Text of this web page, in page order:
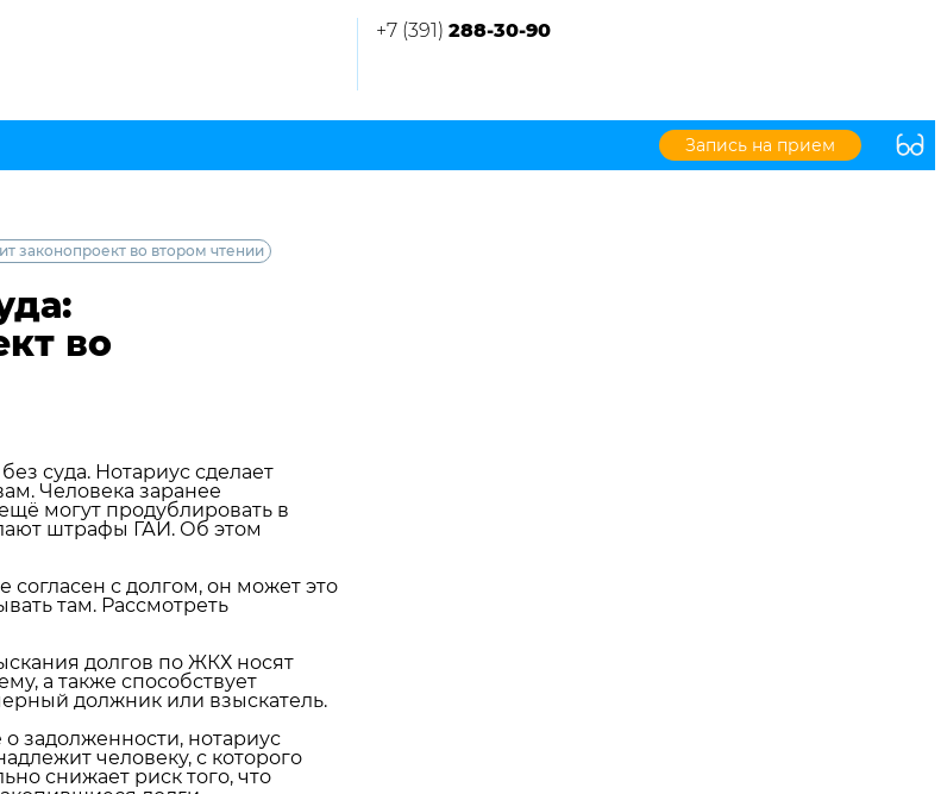
+7 (391) 288-30-90
Запись на прием
законопроект во втором чтении
во
суда. Нотариус сделает
Человека заранее
могут продублировать в
штрафы ГАИ. Об этом
согласен с долгом, он может это
там. Рассмотреть
долгов по ЖКХ носят
а также способствует
должник или взыскатель.
задолженности, нотариус
человеку, с которого
снижает риск того, что